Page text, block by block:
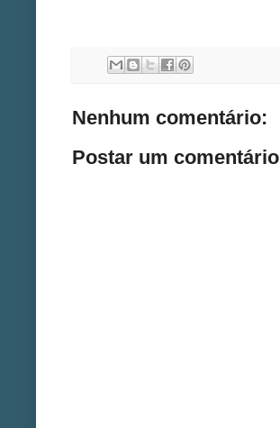
Nenhum comentário:
Postar um comentário